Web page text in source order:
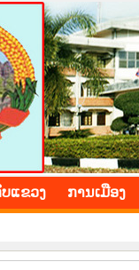
ແຂວງ ​ການ​ເມືອງ